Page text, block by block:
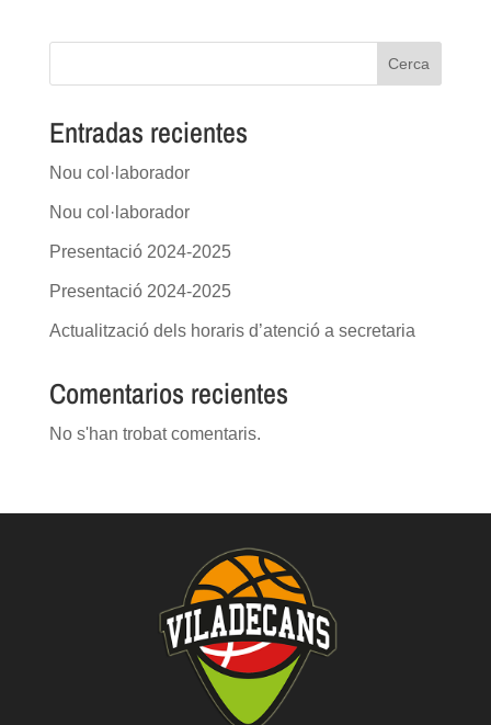
Cerca
Entradas recientes
Nou col·laborador
Nou col·laborador
Presentació 2024-2025
Presentació 2024-2025
Actualització dels horaris d’atenció a secretaria
Comentarios recientes
No s'han trobat comentaris.